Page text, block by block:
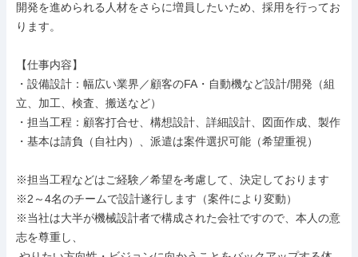
開発を進められる人材をさらに増員したいため、採用を行ってお
ります。
【仕事内容】
・設備設計：幅広い業界／顧客のFA・自動機など設計/開発（組
立、加工、検査、搬送など）
・担当工程：顧客打合せ、構想設計、詳細設計、図面作成、製作
・基本は請負（自社内）、派遣は案件選択可能（希望重視）
※担当工程などはご経験／希望を考慮して、決定しております
※2～4名のチームで設計遂行します（案件により変動）
※当社は大半が機械設計者で構成された会社ですので、本⼈の意
志を尊重し、